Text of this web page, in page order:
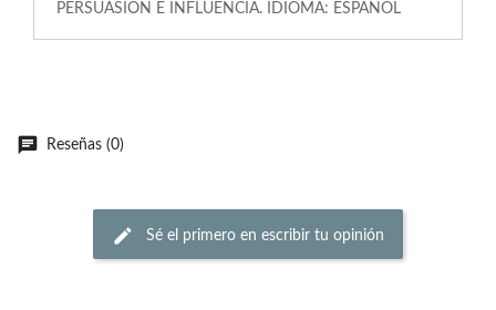
PERSUASIÓN E INFLUENCIA. IDIOMA: ESPAÑOL
Reseñas (0)
Sé el primero en escribir tu opinión